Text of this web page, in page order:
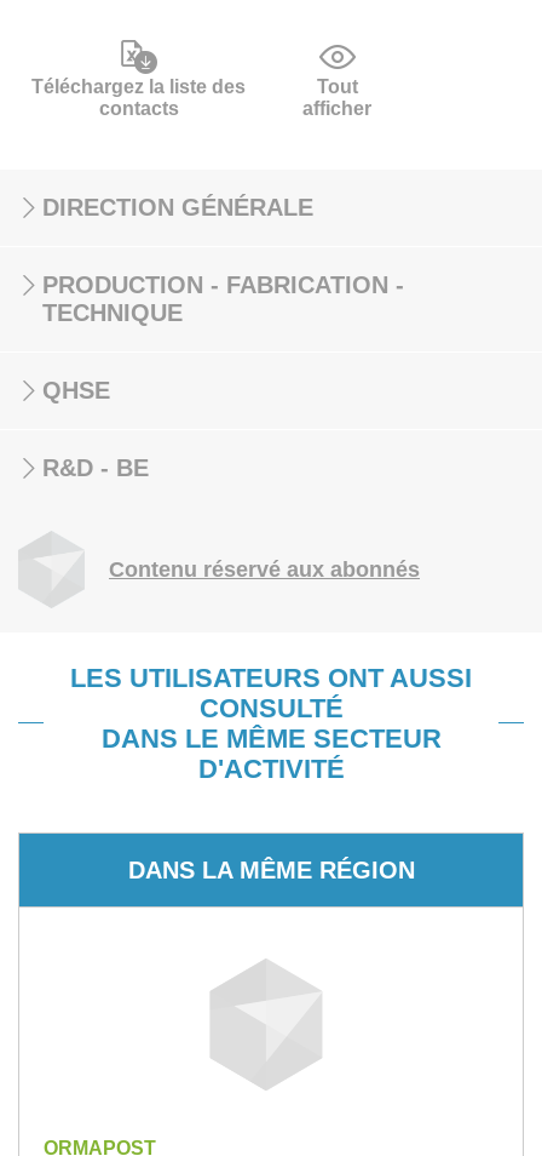
Téléchargez la liste des
contacts
Tout
afficher
DIRECTION GÉNÉRALE
PRODUCTION - FABRICATION -
TECHNIQUE
QHSE
R&D - BE
Contenu réservé aux abonnés
LES UTILISATEURS ONT AUSSI
CONSULTÉ
DANS LE MÊME SECTEUR
D'ACTIVITÉ
DANS LA MÊME RÉGION
ORMAPOST